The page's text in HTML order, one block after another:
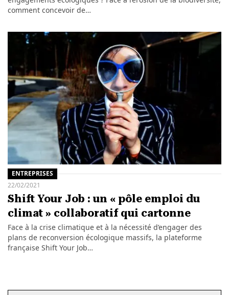
comment concevoir de…
ENTREPRISES
22/02/2021
Shift Your Job : un « pôle emploi du
climat » collaboratif qui cartonne
Face à la crise climatique et à la nécessité d’engager des
plans de reconversion écologique massifs, la plateforme
française Shift Your Job…